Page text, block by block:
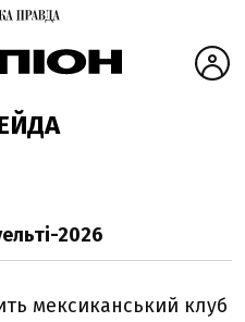
2026
мексиканський клуб